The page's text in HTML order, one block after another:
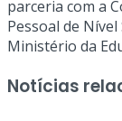
parceria com a
Pessoal de
Ministério da
Notícias